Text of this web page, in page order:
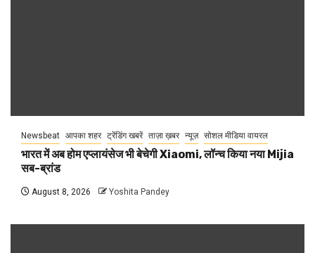
Newsbeat आपका शहर ट्रेंडिंग खबरें ताज़ा ख़बर न्यूज़ सोशल मीडिया वायरल
भारत में अब होम एप्लायंसेज भी बेचेगी Xiaomi, लॉन्च किया नया Mijia
सब-ब्रांड
August 8, 2026 Yoshita Pandey